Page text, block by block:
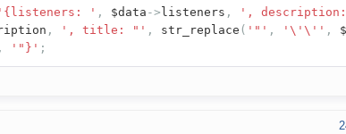
'{listeners: ' , $data -> listeners , ',
, ', title: "' , str_replace ( '"' , '\'\'' ,
'"}' ;